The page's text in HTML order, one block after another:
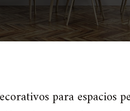
para espacios